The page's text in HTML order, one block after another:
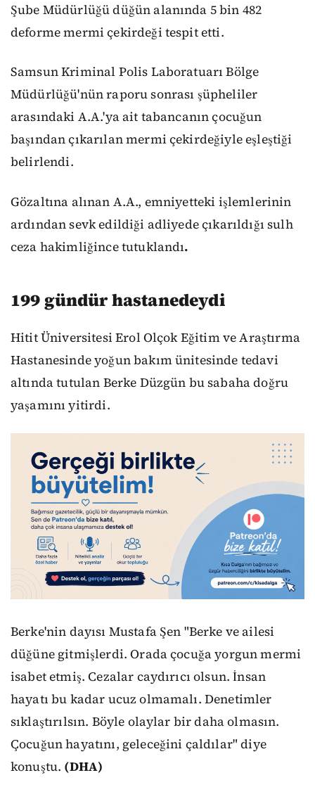
Şube Müdürlüğü düğün alanında 5 bin 482
deforme mermi çekirdeği tespit etti.
Samsun Kriminal Polis Laboratuarı Bölge
Müdürlüğü'nün raporu sonrası şüpheliler
arasındaki A.A.'ya ait tabancanın çocuğun
başından çıkarılan mermi çekirdeğiyle eşleştiği
belirlendi.
Gözaltına alınan A.A., emniyetteki işlemlerinin
ardından sevk edildiği adliyede çıkarıldığı sulh
ceza hakimliğince tutuklandı.
199 gündür hastanedeydi
Hitit Üniversitesi Erol Olçok Eğitim ve Araştırma
Hastanesinde yoğun bakım ünitesinde tedavi
altında tutulan Berke Düzgün bu sabaha doğru
yaşamını yitirdi.
Berke'nin dayısı Mustafa Şen "Berke ve ailesi
düğüne gitmişlerdi. Orada çocuğa yorgun mermi
isabet etmiş. Cezalar caydırıcı olsun. İnsan
hayatı bu kadar ucuz olmamalı. Denetimler
sıklaştırılsın. Böyle olaylar bir daha olmasın.
Çocuğun hayatını, geleceğini çaldılar" diye
konuştu. (DHA)